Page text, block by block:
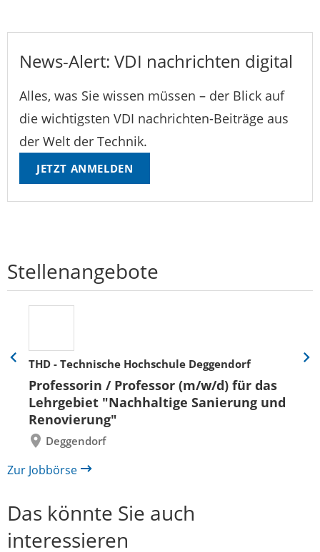
News-Alert: VDI nachrichten digital
Alles, was Sie wissen müssen – der Blick auf
die wichtigsten VDI nachrichten-Beiträge aus
der Welt der Technik.
JETZT ANMELDEN
Stellenangebote
THD - Technische Hochschule Deggendorf
Professorin / Professor (m/w/d) für das
Lehrgebiet "Nachhaltige Sanierung und
Renovierung"
Deggendorf
Eine
zurück
Eine
Zur Jobbörse
Das könnte Sie auch
interessieren